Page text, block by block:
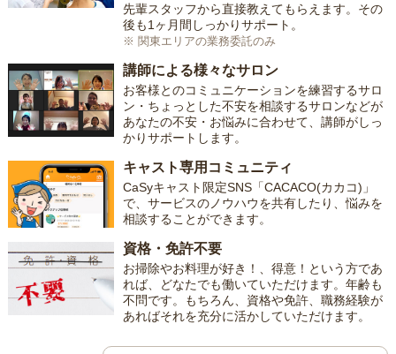
先輩スタッフから直接教えてもらえます。その
後も1ヶ月間しっかりサポート。
※ 関東エリアの業務委託のみ
講師による様々なサロン
お客様とのコミュニケーションを練習するサロ
ン・ちょっとした不安を相談するサロンなどが
あなたの不安・お悩みに合わせて、講師がしっ
かりサポートします。
キャスト専用コミュニティ
CaSyキャスト限定SNS「CACACO(カカコ)」
で、サービスのノウハウを共有したり、悩みを
相談することができます。
資格・免許不要
お掃除やお料理が好き！、得意！という方であ
れば、どなたでも働いていただけます。年齢も
不問です。もちろん、資格や免許、職務経験が
あればそれを充分に活かしていただけます。